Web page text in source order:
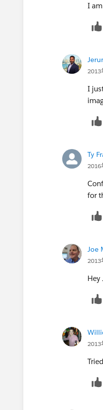
I
2013
I
Ty
2016
for
Joe
2013
Hey
2013